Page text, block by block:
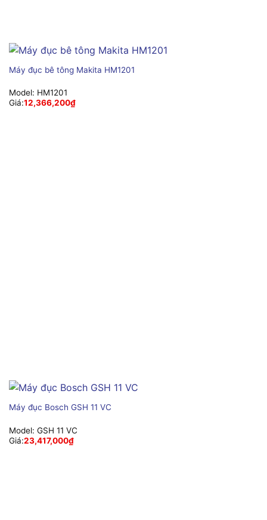
Máy đục bê tông Makita HM1201
Model: HM1201
Giá:12,366,200₫
Máy đục Bosch GSH 11 VC
Model: GSH 11 VC
Giá:23,417,000₫